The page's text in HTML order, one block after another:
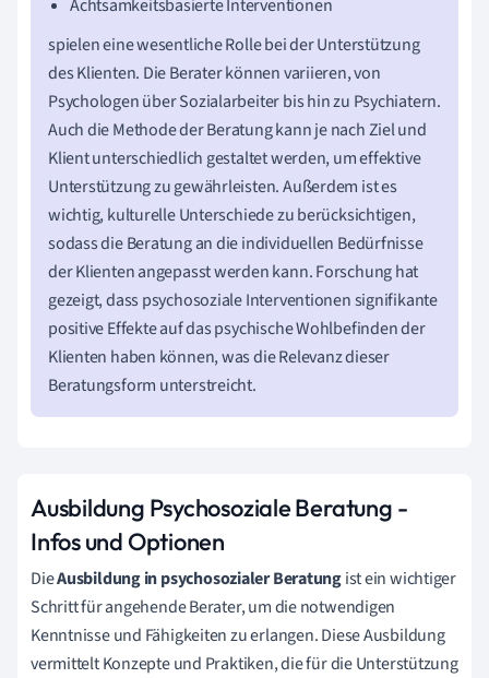
Achtsamkeitsbasierte Interventionen
spielen eine wesentliche Rolle bei der Unterstützung
des Klienten. Die Berater können variieren, von
Psychologen über Sozialarbeiter bis hin zu Psychiatern.
Auch die Methode der Beratung kann je nach Ziel und
Klient unterschiedlich gestaltet werden, um effektive
Unterstützung zu gewährleisten. Außerdem ist es
wichtig, kulturelle Unterschiede zu berücksichtigen,
sodass die Beratung an die individuellen Bedürfnisse
der Klienten angepasst werden kann. Forschung hat
gezeigt, dass psychosoziale Interventionen signifikante
positive Effekte auf das psychische Wohlbefinden der
Klienten haben können, was die Relevanz dieser
Beratungsform unterstreicht.
Ausbildung Psychosoziale Beratung -
Infos und Optionen
DieAusbildung in psychosozialer Beratungist ein wichtiger
Schritt für angehende Berater, um die notwendigen
Kenntnisse und Fähigkeiten zu erlangen. Diese Ausbildung
vermittelt Konzepte und Praktiken, die für die Unterstützung